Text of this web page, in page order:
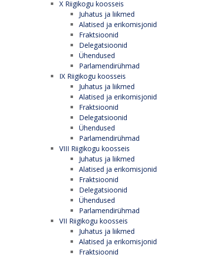
X Riigikogu koosseis
Juhatus ja liikmed
Alatised ja erikomisjonid
Fraktsioonid
Delegatsioonid
Ühendused
Parlamendirühmad
IX Riigikogu koosseis
Juhatus ja liikmed
Alatised ja erikomisjonid
Fraktsioonid
Delegatsioonid
Ühendused
Parlamendirühmad
VIII Riigikogu koosseis
Juhatus ja liikmed
Alatised ja erikomisjonid
Fraktsioonid
Delegatsioonid
Ühendused
Parlamendirühmad
VII Riigikogu koosseis
Juhatus ja liikmed
Alatised ja erikomisjonid
Fraktsioonid